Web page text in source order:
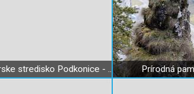
Lyžiarske stredisko Podkonice - Pleše Prírodná